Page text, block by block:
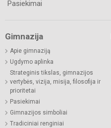
Pasiekimai
Gimnazija
Apie gimnaziją
Ugdymo aplinka
Strateginis tikslas, gimnazijos
vertybės, vizija, misija, filosofija ir
prioritetai
Pasiekimai
Gimnazijos simboliai
Tradiciniai renginiai